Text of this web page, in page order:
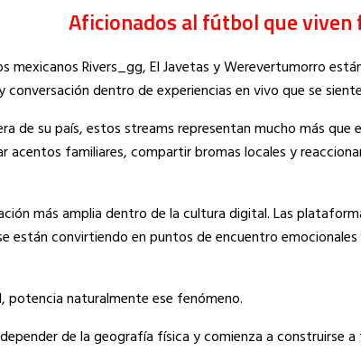
Aficionados al fútbol que viven
mexicanos Rivers_gg, El Javetas y Werevertumorro
dentro de experiencias en vivo que se
de su país, estos streams representan mucho más
acentos familiares, compartir bromas locales y
más amplia dentro de la cultura digital. Las
están convirtiendo en puntos de encuentro
potencia naturalmente ese fenómeno.
de la geografía física y comienza a construirse